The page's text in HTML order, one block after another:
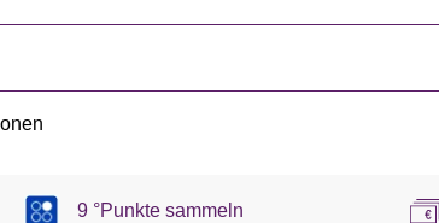
9 °Punkte sammeln